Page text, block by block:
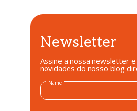
Newsletter
Assine a nossa newsletter
novidades do nosso blog
Name